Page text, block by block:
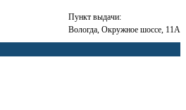
Пункт выдачи:
Вологда, Окружное шоссе, 11А